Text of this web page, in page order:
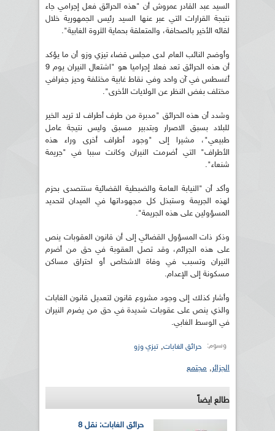
السيد عبد القادر عمروش أن "هذه الحرائق فعل إجرامي جاء
نتيجة القرارات التي عبر عنها السيد رئيس الجمهورية خلال
لقائه الأخير بالصحافة، والمتعلقة بحماية الثروة الغابية".
وأوضح النائب العام لدى مجلس قضاء تيزي وزو أن ما يؤكد
أن هذه الحرائق تعد فعلا إجراميا هو "اشتعال النيران يوم 9
أغسطس في آن واحد وفي نقاط غابية مختلفة وحيز جغرافي
مختلف بغض النظر عن الولايات الأخرى".
وشدد أن هذه الحرائق "مدبرة من طرف أطراف لا تريد الخير
للبلاد بسبق الاصرار وبتدبير مسبق وليس نتيجة عامل
طبيعي"، مشيرا إلى "وجود أطراف أخرى وراء هذه
الأطراف" التي أضرمت النيران وكانت سببا في "جريمة
شنعاء".
وأكد أن "النيابة العامة والضبطية القضائية ستتصدى بحزم
لهذه الجريمة وستبذل كل مجهوداتها في الميدان لتحديد
المسؤولين على هذه الجريمة".
وذكر ذات المسؤول القضائي إلى أن قانون العقوبات ينص
على هذه الجرائم، وقد تصل العقوبة في حق من أضرم
النيران وتسبب في وفاة الاشخاص أو احتراق مساكن
مسكونة إلى الإعدام.
وأشار كذلك إلى وجود مشروع قانون لتعديل قانون الغابات
والذي ينص على عقوبات شديدة في حق من يضرم النيران
في الوسط الغابي.
وسوم: حرائق الغابات, تيزي وزو
الجزائر, مجتمع
طالع ايضاً
حرائق الغابات: نقل 8